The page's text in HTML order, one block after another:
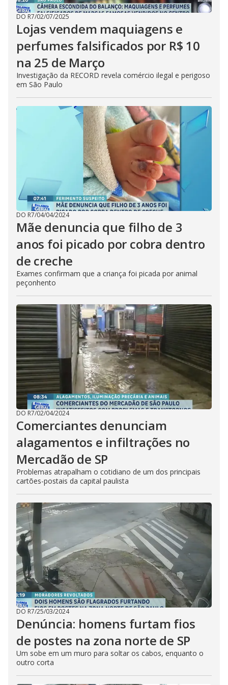
DO R7/02/07/2025
Lojas vendem maquiagens e
perfumes falsificados por R$ 10
na 25 de Março
Investigação da RECORD revela comércio ilegal e perigoso
em São Paulo
DO R7/04/04/2024
Mãe denuncia que filho de 3
anos foi picado por cobra dentro
de creche
Exames confirmam que a criança foi picada por animal
peçonhento
DO R7/02/04/2024
Comerciantes denunciam
alagamentos e infiltrações no
Mercadão de SP
Problemas atrapalham o cotidiano de um dos principais
cartões-postais da capital paulista
DO R7/25/03/2024
Denúncia: homens furtam fios
de postes na zona norte de SP
Um sobe em um muro para soltar os cabos, enquanto o
outro corta